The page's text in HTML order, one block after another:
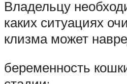
Владельцу
каких ситуациях
клизма может
беременность